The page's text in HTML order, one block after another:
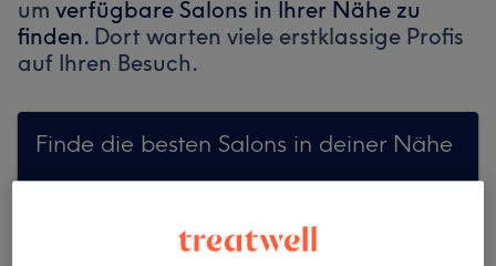
um verfügbare Salons in Ihrer Nähe zu
finden. Dort warten viele erstklassige Profis
auf Ihren Besuch.
Finde die besten Salons in deiner Nähe